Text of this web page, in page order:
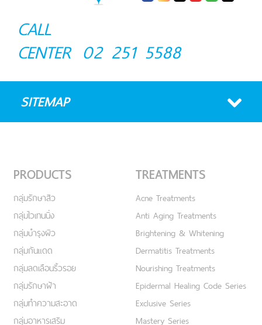
CALL
CENTER 02 251 5588
SITEMAP
PRODUCTS
กลุ่มรักษาสิว
กลุ่มไวเทนนิ่ง
กลุ่มบำรุงผิว
กลุ่มกันแดด
กลุ่มลดเลือนริ้วรอย
กลุ่มรักษาฝ้า
กลุ่มทำความสะอาด
กลุ่มอาหารเสริม
TREATMENTS
Acne Treatments
Anti Aging Treatments
Brightening & Whitening
Dermatitis Treatments
Nourishing Treatments
Epidermal Healing Code Series
Exclusive Series
Mastery Series